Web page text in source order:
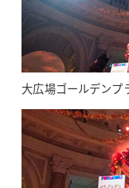
大広場ゴールデンプ